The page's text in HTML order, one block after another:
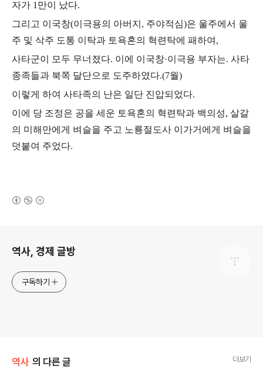
자가 1 만이 났다.
그리고 이국창(이극용의 아버지 , 주야적심)은 울주에서 울
주 및 삭주 도통 이탁과 토욕혼의 혁련탁에 패하여 ,
사타군이 모두 무너졌다. 이에 이국창·이극용 부자는. 사타
종족들과 북쪽 달단으로 도주하였다.(7월)
이렇게 하여 사타족의 난은 일단 진압되었다.
이에 당 조정은 공을 세운 토욕혼의 혁련탁과 백의성, 살갈
의 미해만에게 벼슬을 주고 노룡절도사 이가거에게 벼슬을
덧붙여 주었다.
역사, 경제 글방
구독하기
역사 의 다른 글 더보기